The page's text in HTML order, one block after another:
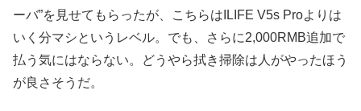
ーバ”を見せてもらったが、こちらはILIFE V5s Proよりは
いく分マシというレベル。でも、さらに2,000RMB追加で
払う気にはならない。どうやら拭き掃除は人がやったほう
が良さそうだ。